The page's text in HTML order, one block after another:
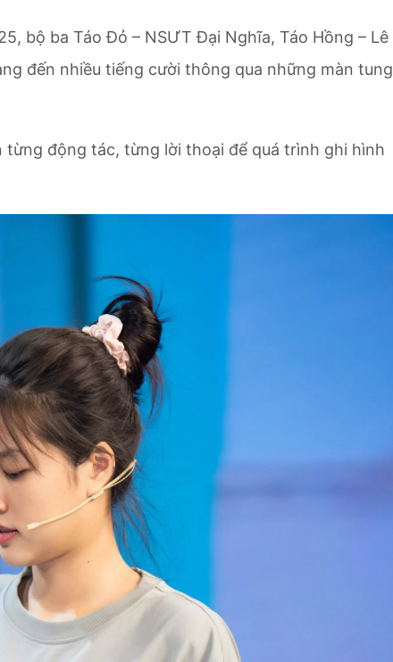
bộ ba Táo Đỏ – NSƯT Đại Nghĩa, Táo Hồng – Lê
đến nhiều tiếng cười thông qua những màn tung
động tác, từng lời thoại để quá trình ghi hình